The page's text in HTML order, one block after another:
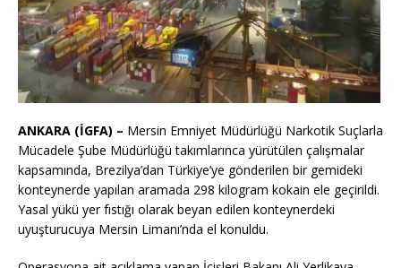
ANKARA (İGFA) – Mersin Emniyet Müdürlüğü Narkotik Suçlarla
Mücadele Şube Müdürlüğü takımlarınca yürütülen çalışmalar
kapsamında, Brezilya’dan Türkiye’ye gönderilen bir gemideki
konteynerde yapılan aramada 298 kilogram kokain ele geçirildi.
Yasal yükü yer fıstığı olarak beyan edilen konteynerdeki
uyuşturucuya Mersin Limanı’nda el konuldu.